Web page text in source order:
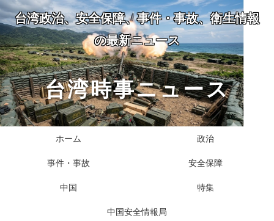
台湾政治、安全保障、事件・事故、衛生情報
の最新ニュース
台湾時事ニュース
ホーム 政治
事件・事故 安全保障
中国 特集
中国安全情報局